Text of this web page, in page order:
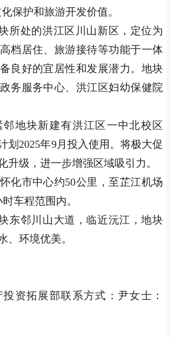
保护和旅游开发价值。
所处的洪江区川山新区，定位为
档居住、旅游接待等功能于一体
良好的宜居性和发展潜力。地块
务服务中心、洪江区妇幼保健院
邻地块新建有洪江区一中北校区
划2025年9月投入使用。将极大促
升级，进一步增强区域吸引力。
化市中心约50公里，至芷江机场
车程范围内。
东邻川山大道，临近沅江，地块
、环境优美。
拓展部联系方式：尹女士：